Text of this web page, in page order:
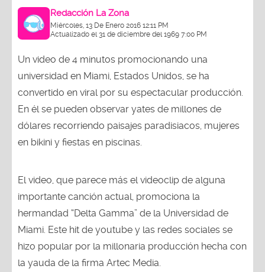
Redacción La Zona
Miércoles, 13 De Enero 2016 12:11 PM
Actualizado el 31 de diciembre del 1969 7:00 PM
Un video de 4 minutos promocionando una
universidad en Miami, Estados Unidos, se ha
convertido en viral por su espectacular producción.
En él se pueden observar yates de millones de
dólares recorriendo paisajes paradisiacos, mujeres
en bikini y fiestas en piscinas.
El video, que parece más el videoclip de alguna
importante canción actual, promociona la
hermandad “Delta Gamma” de la Universidad de
Miami. Este hit de youtube y las redes sociales se
hizo popular por la millonaria producción hecha con
la yauda de la firma Artec Media.